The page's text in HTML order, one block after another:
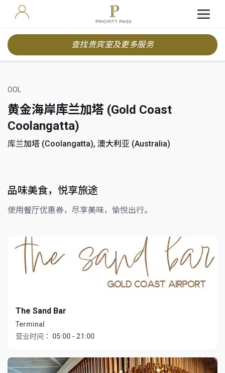
查找贵宾室及更多服务
OOL
黄金海岸库兰加塔 (Gold Coast
Coolangatta)
库兰加塔 (Coolangatta), 澳大利亚 (Australia)
品味美食，悦享旅途
使用餐厅优惠券，尽享美味，愉悦出行。
The Sand Bar
Terminal
营业时间：
05:00 - 21:00